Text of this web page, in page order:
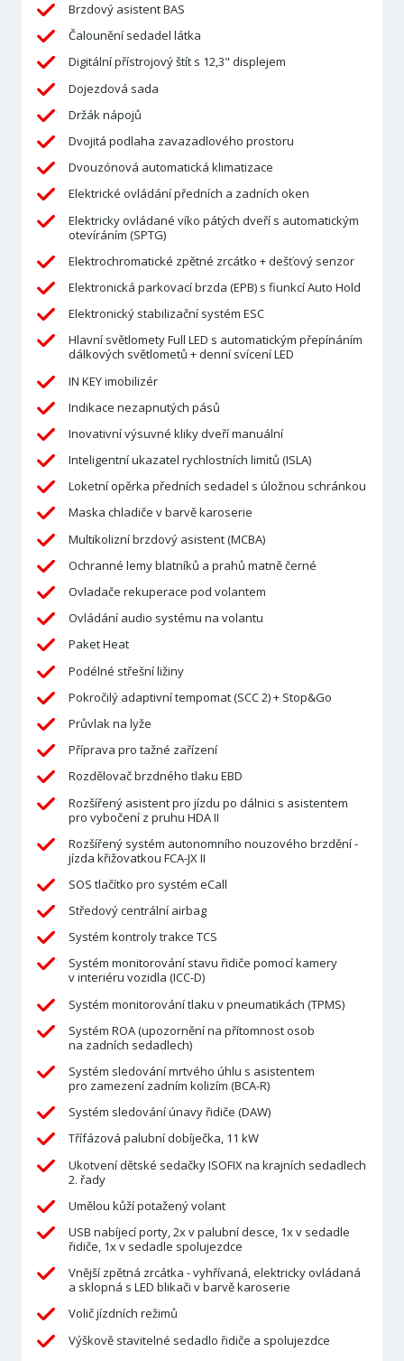
Brzdový asistent BAS
Čalounění sedadel látka
Digitální přístrojový štít s 12,3" displejem
Dojezdová sada
Držák nápojů
Dvojitá podlaha zavazadlového prostoru
Dvouzónová automatická klimatizace
Elektrické ovládání předních a zadních oken
Elektricky ovládané víko pátých dveří s automatickým
otevíráním (SPTG)
Elektrochromatické zpětné zrcátko + dešťový senzor
Elektronická parkovací brzda (EPB) s fiunkcí Auto Hold
Elektronický stabilizační systém ESC
Hlavní světlomety Full LED s automatickým přepínáním
dálkových světlometů + denní svícení LED
IN KEY imobilizér
Indikace nezapnutých pásů
Inovativní výsuvné kliky dveří manuální
Inteligentní ukazatel rychlostních limitů (ISLA)
Loketní opěrka předních sedadel s úložnou schránkou
Maska chladiče v barvě karoserie
Multikolizní brzdový asistent (MCBA)
Ochranné lemy blatníků a prahů matně černé
Ovladače rekuperace pod volantem
Ovládání audio systému na volantu
Paket Heat
Podélné střešní ližiny
Pokročilý adaptivní tempomat (SCC 2) + Stop&Go
Průvlak na lyže
Příprava pro tažné zařízení
Rozdělovač brzdného tlaku EBD
Rozšířený asistent pro jízdu po dálnici s asistentem
pro vybočení z pruhu HDA II
Rozšířený systém autonomního nouzového brzdění -
jízda křižovatkou FCA-JX II
SOS tlačítko pro systém eCall
Středový centrální airbag
Systém kontroly trakce TCS
Systém monitorování stavu řidiče pomocí kamery
v interiéru vozidla (ICC-D)
Systém monitorování tlaku v pneumatikách (TPMS)
Systém ROA (upozornění na přítomnost osob
na zadních sedadlech)
Systém sledování mrtvého úhlu s asistentem
pro zamezení zadním kolizím (BCA-R)
Systém sledování únavy řidiče (DAW)
Třífázová palubní dobíječka, 11 kW
Ukotvení dětské sedačky ISOFIX na krajních sedadlech
2. řady
Umělou kůží potažený volant
USB nabíjecí porty, 2x v palubní desce, 1x v sedadle
řidiče, 1x v sedadle spolujezdce
Vnější zpětná zrcátka - vyhřívaná, elektricky ovládaná
a sklopná s LED blikači v barvě karoserie
Volič jízdních režimů
Výškově stavitelné sedadlo řidiče a spolujezdce